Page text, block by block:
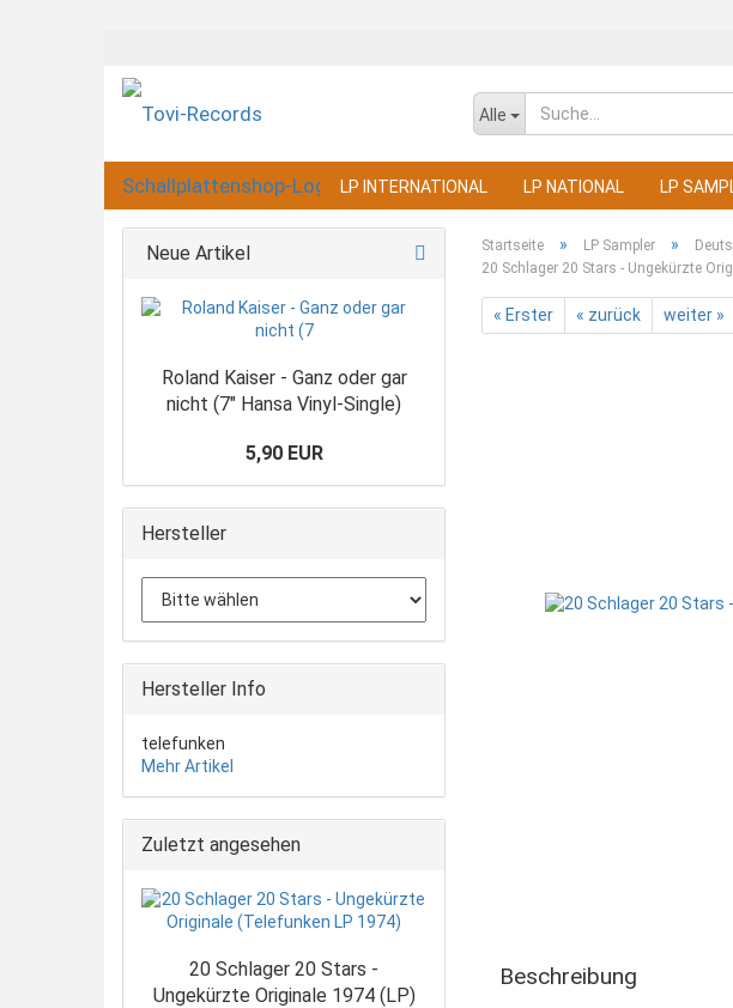
Alle
LP INTERNATIONAL LP NATIONAL LP
Startseite » LP Sampler »
20 Schlager 20 Stars - Ungekürzte
« Erster « zurück weiter »
Beschreibung
Neue Artikel
Roland Kaiser - Ganz oder gar
nicht (7" Hansa Vinyl-Single)
5,90 EUR
Hersteller
Hersteller Info
telefunken
Mehr Artikel
Zuletzt angesehen
20 Schlager 20 Stars -
Ungekürzte Originale 1974 (LP)